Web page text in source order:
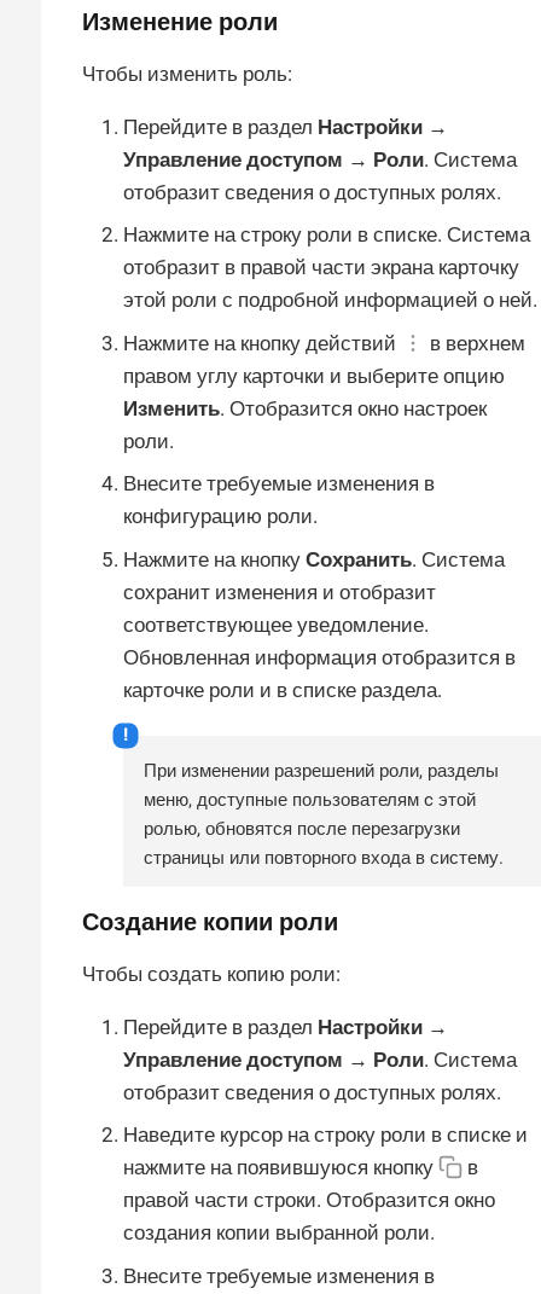
Изменение роли
Чтобы изменить роль:
Перейдите в раздел Настройки →
Управление доступом → Роли. Система
отобразит сведения о доступных ролях.
Нажмите на строку роли в списке. Система
отобразит в правой части экрана карточку
этой роли с подробной информацией о ней.
Нажмите на кнопку действий
в верхнем
правом углу карточки и выберите опцию
Изменить. Отобразится окно настроек
роли.
Внесите требуемые изменения в
конфигурацию роли.
Нажмите на кнопку Сохранить. Система
сохранит изменения и отобразит
соответствующее уведомление.
Обновленная информация отобразится в
карточке роли и в списке раздела.
При изменении разрешений роли, разделы
меню, доступные пользователям c этой
ролью, обновятся после перезагрузки
страницы или повторного входа в систему.
Создание копии роли
Чтобы создать копию роли:
Перейдите в раздел Настройки →
Управление доступом → Роли. Система
отобразит сведения о доступных ролях.
Наведите курсор на строку роли в списке и
нажмите на появившуюся кнопку
в
правой части строки. Отобразится окно
создания копии выбранной роли.
Внесите требуемые изменения в